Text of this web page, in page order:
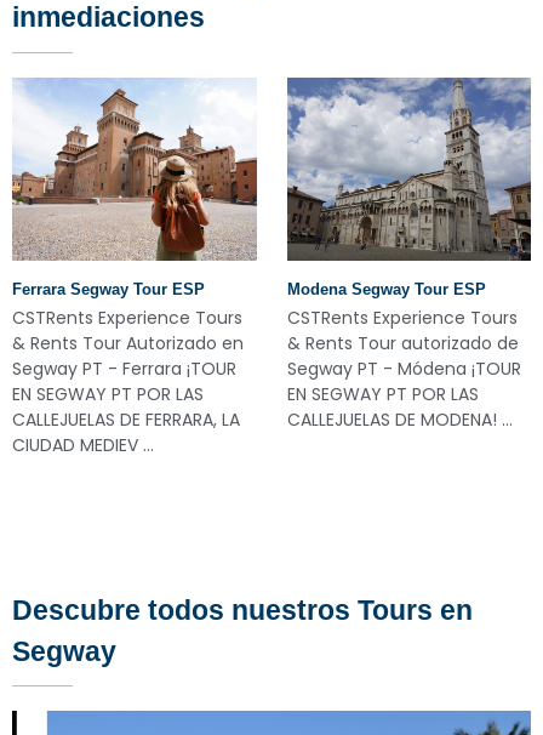
inmediaciones
Tours
en
LA
Modena Segway Tour ESP
CSTRents Experience Tours
& Rents Tour autorizado de
Segway PT - Módena ¡TOUR
EN SEGWAY PT POR LAS
CALLEJUELAS DE MODENA! ...
Parma Segway Tour
CSTRents
& Rents Tour
Segway PT - Parma
EN SEGWAY PT POR
CALLEJUELAS DE
Descubre todos nuestros Tours en
Segway